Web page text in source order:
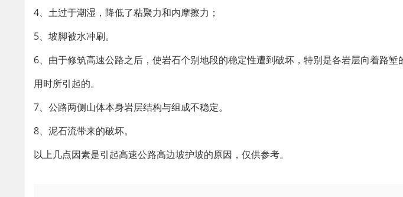
4、土过于潮湿，降低了粘聚力和内摩擦力；
5、坡脚被水冲刷。
6、由于修筑高速公路之后，使岩石个别地段的稳定性遭到破坏，特别是各岩层向着路
用时所引起的。
7、公路两侧山体本身岩层结构与组成不稳定。
8、泥石流带来的破坏。
以上几点因素是引起高速公路高边坡护坡的原因，仅供参考。